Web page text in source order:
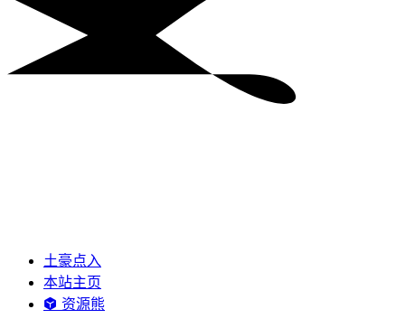
土豪点入
本站主页
资源熊